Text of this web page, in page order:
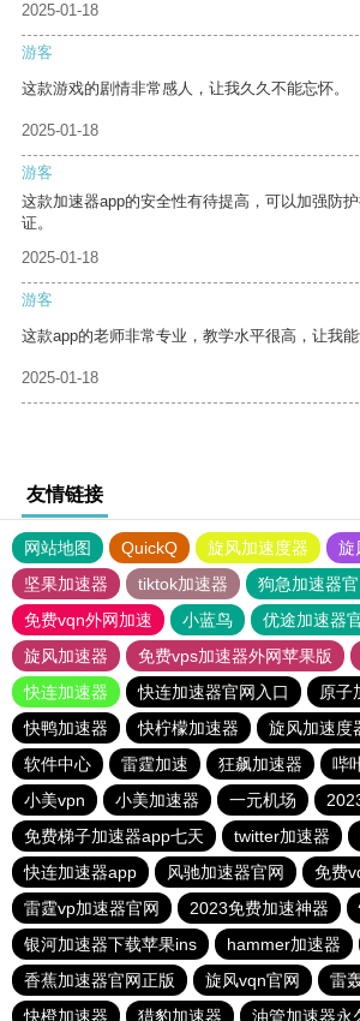
2025-01-18
游客
这款游戏的剧情非常感人，让我久久不能忘怀。
2025-01-18
游客
这款加速器app的安全性有待提高，可以加强防
证。
2025-01-18
游客
这款app的老师非常专业，教学水平很高，让我能
2025-01-18
友情链接
网站地图 QuickQ 旋风加速度器
旋
坚果加速器
tiktok加速器
狗急加速器
免费vqn外网加速
小蓝鸟 优途加速器
旋风加速器
免费vps加速器外网苹果版
快连加速器
快连加速器官网入口
原子
快鸭加速器
快柠檬加速器 旋风加速度
软件中心
雷霆加速 狂飙加速器 哔
小美vpn
小美加速器 一元机场
免费梯子加速器app七天
twitter加速器
快连加速器app
风驰加速器官网
免费
雷霆vp加速器官网
2023免费加速神器
银河加速器下载苹果ins
hammer加速器
香蕉加速器官网正版
旋风vqn官网
雷
快橙加速器
猎豹加速器 油管加速器永